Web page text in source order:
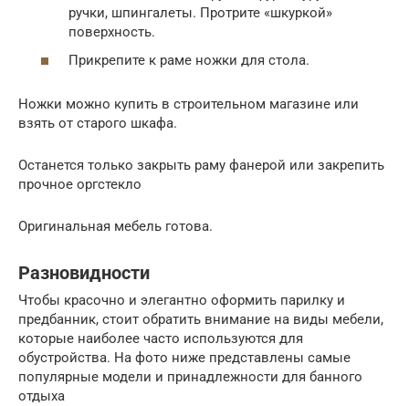
ручки, шпингалеты. Протрите «шкуркой»
поверхность.
Прикрепите к раме ножки для стола.
Ножки можно купить в строительном магазине или
взять от старого шкафа.
Останется только закрыть раму фанерой или закрепить
прочное оргстекло
Оригинальная мебель готова.
Разновидности
Чтобы красочно и элегантно оформить парилку и
предбанник, стоит обратить внимание на виды мебели,
которые наиболее часто используются для
обустройства. На фото ниже представлены самые
популярные модели и принадлежности для банного
отдыха